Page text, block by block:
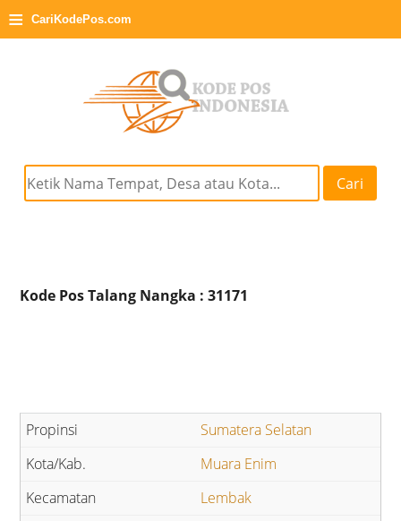
≡ CariKodePos.com
Cari
Kode Pos Talang Nangka : 31171
Sumatera Selatan
Muara Enim
Lembak